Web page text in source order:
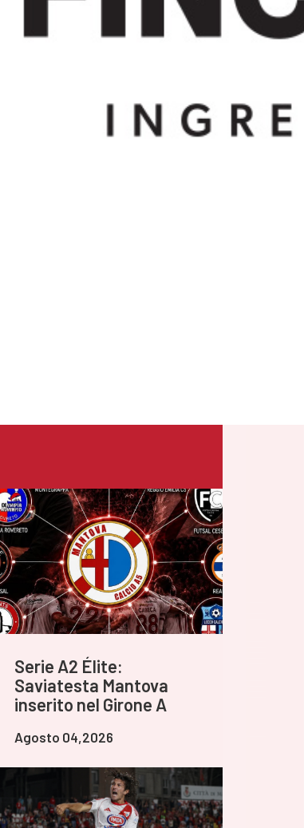
Serie A2 Élite:
Saviatesta Mantova
inserito nel Girone A
Agosto 04,2026